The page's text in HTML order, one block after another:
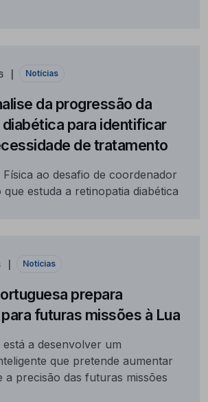
Notícias
da progressão da
para identificar
de tratamento
Física ao desafio de coordenador
estuda a retinopatia diabética
Notícias
prepara
futuras missões à Lua
a desenvolver um
que pretende aumentar
a precisão das futuras missões